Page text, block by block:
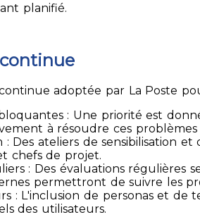
planifié.
adoptée par La Poste
: Une priorité est
à résoudre ces
: Des ateliers de sensibilisation
chefs de projet.
: Des évaluations régulières
permettront de suivre les
: L'inclusion de personas et
des utilisateurs.